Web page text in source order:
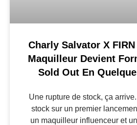
Charly Salvator X
Maquilleur Devient
Sold Out En
Une rupture de stock, ça
stock sur un premier
un maquilleur influenceur et